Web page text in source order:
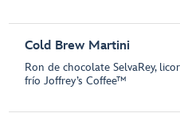
Cold Brew Martini
Ron de chocolate SelvaRey,
frío Joffrey’s Coffee™